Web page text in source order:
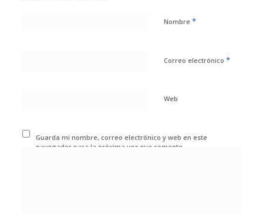
Nombre *
Correo electrónico *
Web
Guarda mi nombre, correo electrónico y web en este
navegador para la próxima vez que comente.